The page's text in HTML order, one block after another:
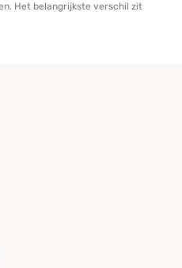
Het belangrijkste verschil zit